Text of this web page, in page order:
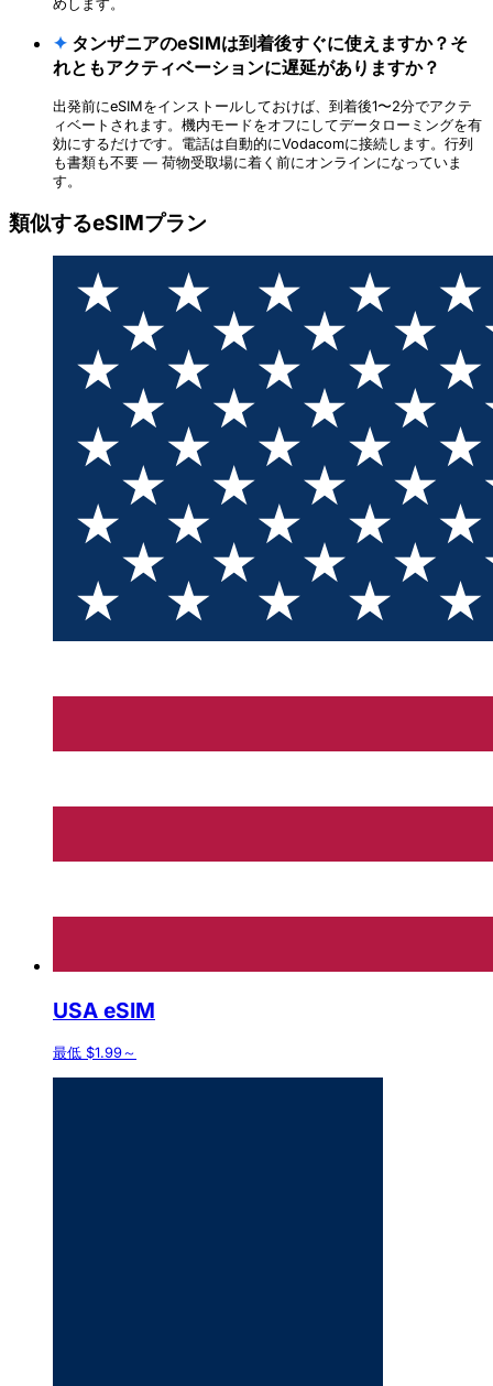
めします。
✦ タンザニアのeSIMは到着後すぐに使えますか？そ
れともアクティベーションに遅延がありますか？
出発前にeSIMをインストールしておけば、到着後1〜2分でアクテ
ィベートされます。機内モードをオフにしてデータローミングを有
効にするだけです。電話は自動的にVodacomに接続します。行列
も書類も不要 — 荷物受取場に着く前にオンラインになっていま
す。
類似するeSIMプラン
USA eSIM
最低 $1.99～